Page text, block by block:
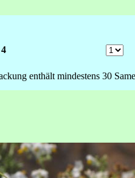
enthält mindestens 30